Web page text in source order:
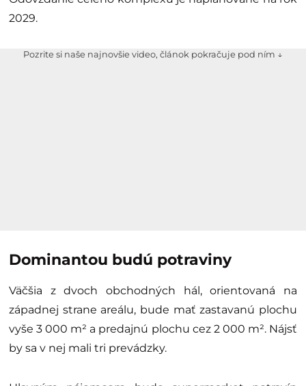
2029.
Pozrite si naše najnovšie video, článok pokračuje pod ním ↓
Dominantou budú potraviny
Väčšia z dvoch obchodných hál, orientovaná na
západnej strane areálu, bude mať zastavanú plochu
vyše 3 000 m² a predajnú plochu cez 2 000 m². Nájsť
by sa v nej mali tri prevádzky.